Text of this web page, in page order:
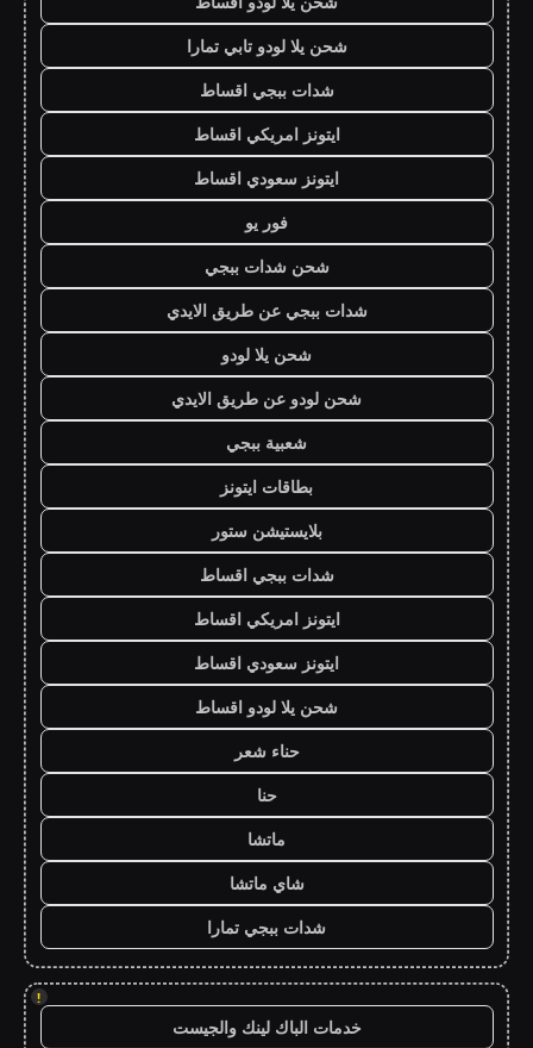
شحن يلا لودو تابي تمارا
شدات ببجي اقساط
ايتونز امريكي اقساط
ايتونز سعودي اقساط
فور يو
شحن شدات ببجي
شدات ببجي عن طريق الايدي
شحن يلا لودو
شحن لودو عن طريق الايدي
شعبية ببجي
بطاقات ايتونز
بلايستيشن ستور
شدات ببجي اقساط
ايتونز امريكي اقساط
ايتونز سعودي اقساط
شحن يلا لودو اقساط
حناء شعر
حنا
ماتشا
شاي ماتشا
شدات ببجي تمارا
!
خدمات الباك لينك والجيست